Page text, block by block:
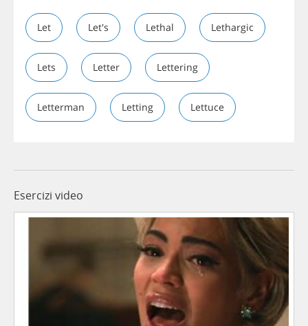
Let Let's Lethal Lethargic
Lets Letter Lettering
Letterman Letting Lettuce
Esercizi video